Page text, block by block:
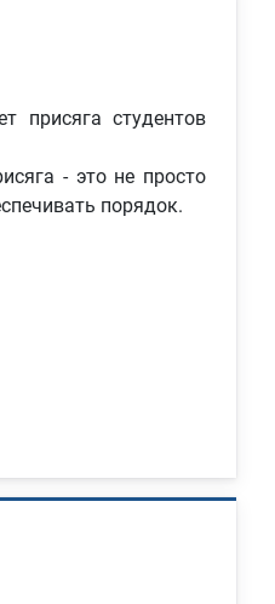
присяга студентов
- это не просто
порядок.